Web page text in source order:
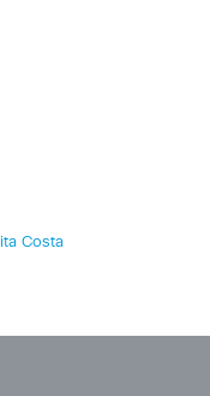
Costa